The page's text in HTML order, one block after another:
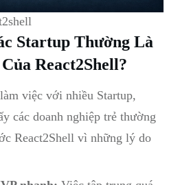
Startup Thường Là
React2Shell?
việc với nhiều Startup,
các doanh nghiệp trẻ thường
React2Shell vì những lý do